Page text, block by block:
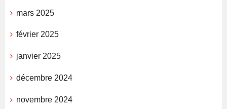
mars 2025
février 2025
janvier 2025
décembre 2024
novembre 2024